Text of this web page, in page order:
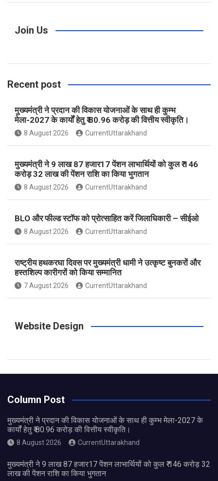
c
b
o
o
k
a
g
r
a
m
e
r
e
s
t
t
e
r
u
b
e
Join Us
Recent post
मुख्यमंत्री ने प्रदान की विकास योजनाओं के साथ ही कुम्भ
मेला-2027 के कार्यों हेतु ₹ 80.96 करोड़ की वित्तीय स्वीकृति।
8 August 2026 CurrentUttarakhand
मुख्यमंत्री ने 9 लाख 87 हजार17 पेंशन लाभार्थियों को कुल ₹ 146
करोड़ 32 लाख की पेंशन राशि का किया भुगतान
8 August 2026 CurrentUttarakhand
BLO और फील्ड स्टॉफ को प्रोत्साहित करें जिलाधिकारी – सीईओ
8 August 2026 CurrentUttarakhand
राष्ट्रीय हथकरघा दिवस पर मुख्यमंत्री धामी ने उत्कृष्ट बुनकरों और
हस्तशिल्प कारीगरों को किया सम्मानित
7 August 2026 CurrentUttarakhand
Website Design
Column Post
मुख्यमंत्री ने प्रदान की विकास योजनाओं के साथ ही कुम्भ मेला-2027 के
कार्यों हेतु ₹ 80.96 करोड़ की वित्तीय स्वीकृति।
8 August 2026 CurrentUttarakhand
मुख्यमंत्री ने 9 लाख 87 हजार17 पेंशन लाभार्थियों को कुल ₹ 146 करोड़ 32
लाख की पेंशन राशि का किया भुगतान